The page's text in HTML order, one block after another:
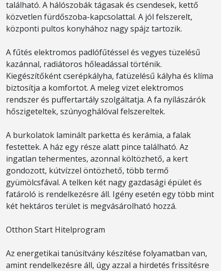
található. A hálószobák tágasak és csendesek, kettő
közvetlen fürdőszoba-kapcsolattal. A jól felszerelt,
központi pultos konyhához nagy spájz tartozik.
A fűtés elektromos padlófűtéssel és vegyes tüzelésű
kazánnal, radiátoros hőleadással történik.
Kiegészítőként cserépkályha, fatüzelésű kályha és klíma
biztosítja a komfortot. A meleg vizet elektromos
rendszer és puffertartály szolgáltatja. A fa nyílászárók
hőszigeteltek, szúnyoghálóval felszereltek.
A burkolatok laminált parketta és kerámia, a falak
festettek. A ház egy része alatt pince található. Az
ingatlan tehermentes, azonnal költözhető, a kert
gondozott, kútvízzel öntözhető, több termő
gyümölcsfával. A telken két nagy gazdasági épület és
fatároló is rendelkezésre áll. Igény esetén egy több mint
két hektáros terület is megvásárolható hozzá.
Otthon Start Hitelprogram
Az energetikai tanúsítvány készítése folyamatban van,
amint rendelkezésre áll, úgy azzal a hirdetés frissítésre